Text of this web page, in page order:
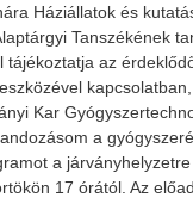
Háziállatok és
Tanszékének
tájékoztatja az
Kar
a
a
17 órától. Az